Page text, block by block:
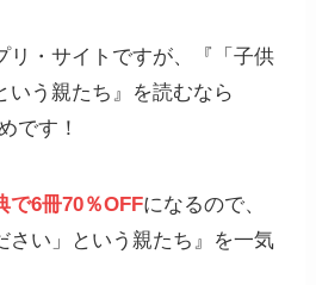
リ・サイトですが、『「子供
いう親たち』を読むなら
です！
で6冊70％OFFになるので、
さい」という親たち』を一気